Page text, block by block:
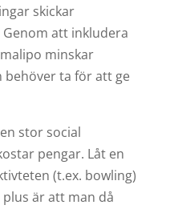
skickar
att inkludera
minskar
behöver ta för att ge
stor social
pengar. Låt en
(t.ex. bowling)
är att man då